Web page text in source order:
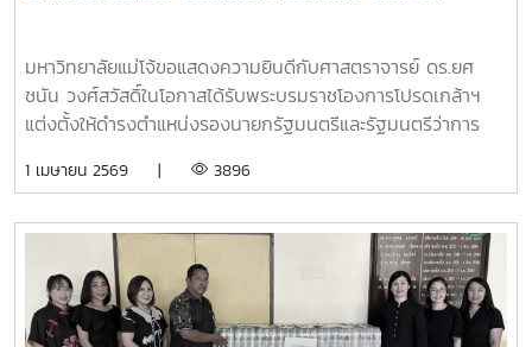
มหาวิทยาลัยแม่โจ้ขอแสดงความยินดีกับศาสตราจารย์ ดร.ยศ
ชนัน วงศ์สวัสดิ์ในโอกาสได้รับพระบรมราชโองการโปรดเกล้าฯ
แต่งตั้งให้ดำรงตำแหน่งรองนายกรัฐมนตรีและรัฐมนตรีว่าการ
ณ วันที่ 30 มีนาคม 2569
1 เมษายน 2569 | 3896